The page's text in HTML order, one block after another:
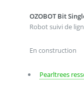
OZOBOT Bit
Robot suivi de
En construction
Pearltrees